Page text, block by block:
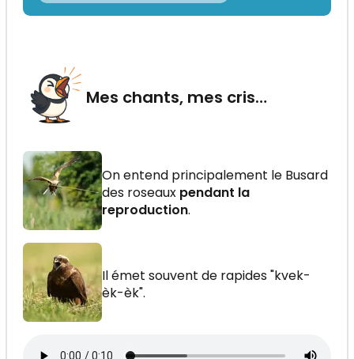
Mes chants, mes cris…
On entend principalement le Busard
des roseaux pendant la
reproduction.
Il émet souvent de rapides "kvek-
èk-èk".